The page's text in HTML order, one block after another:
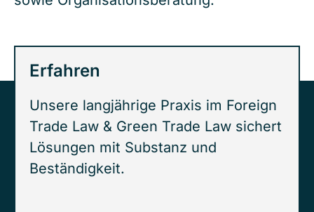
Erfahren
Unsere langjährige Praxis im Foreign
Trade Law & Green Trade Law sichert
Lösungen mit Substanz und
Beständigkeit.